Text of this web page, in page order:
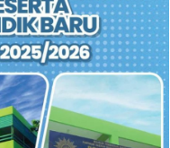
yang menjadi